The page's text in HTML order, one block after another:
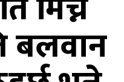
बलवान